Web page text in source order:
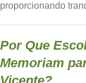
proporcionando
Por Que
Memoriam